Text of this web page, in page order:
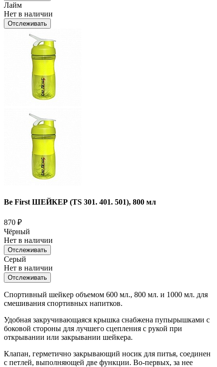
Лайм
Нет в наличии
Отслеживать
Be First ШЕЙКЕР (TS 301. 401. 501), 800 мл
870 ₽
Чёрный
Нет в наличии
Отслеживать
Серый
Нет в наличии
Отслеживать
Спортивный шейкер объемом 600 мл., 800 мл. и 1000 мл. для
смешивания спортивных напитков.
Удобная закручивающаяся крышка снабжена пупырышками с
боковой стороны для лучшего сцепления с рукой при
открывании или закрывании шейкера.
Клапан, герметично закрывающий носик для питья, соединен
с петлей, выполняющей две функции. Во-первых, за нее